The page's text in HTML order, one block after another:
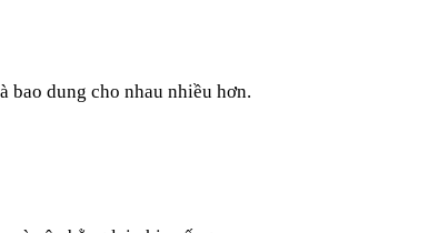
bao dung cho nhau nhiều hơn.